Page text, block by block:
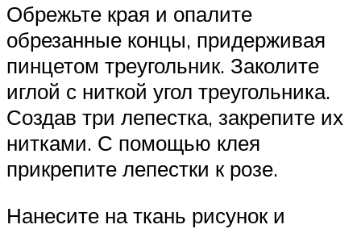
Обрежьте края и опалите
обрезанные концы, придерживая
пинцетом треугольник. Заколите
иглой с ниткой угол треугольника.
Создав три лепестка, закрепите их
нитками. С помощью клея
прикрепите лепестки к розе.
Нанесите на ткань рисунок и